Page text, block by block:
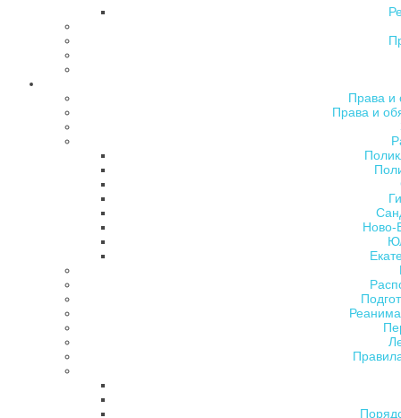
Права и
Права и
Ново-